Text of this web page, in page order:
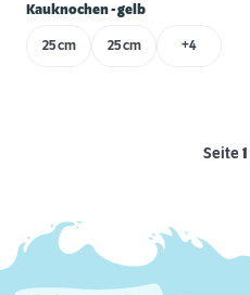
Kauknochen - gelb
25 cm 25 cm +4
Seite1